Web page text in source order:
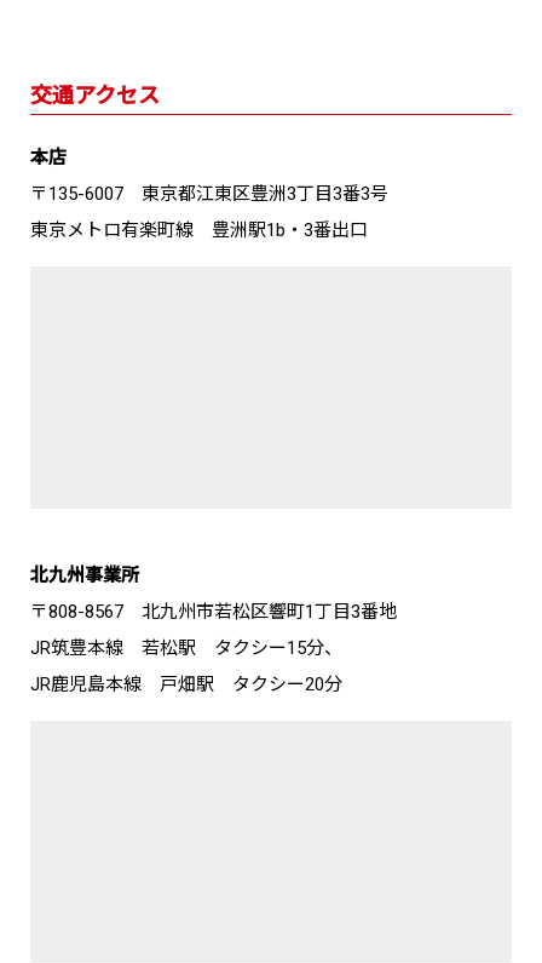
交通アクセス
本店
〒135-6007 東京都江東区豊洲3丁目3番3号
東京メトロ有楽町線 豊洲駅1b・3番出口
北九州事業所
〒808-8567 北九州市若松区響町1丁目3番地
JR筑豊本線 若松駅 タクシー15分、
JR鹿児島本線 戸畑駅 タクシー20分